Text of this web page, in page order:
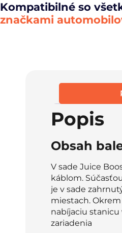
Kompatibilné so
značkami
Popis
Obsah
V sade Juice
káblom.
je v sade
miestach.
nabíjaciu stanicu
zariadenia